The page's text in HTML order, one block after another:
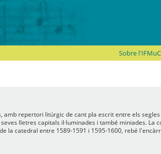
Sobre l'IFMuC
repertori litúrgic de cant pla escrit entre els segles
lletres capitals il·luminades i també miniades. La
la catedral entre 1589-1591 i 1595-1600, rebé